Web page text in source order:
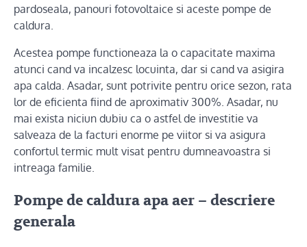
pardoseala, panouri fotovoltaice si aceste pompe de
caldura.
Acestea pompe functioneaza la o capacitate maxima
atunci cand va incalzesc locuinta, dar si cand va asigira
apa calda. Asadar, sunt potrivite pentru orice sezon, rata
lor de eficienta fiind de aproximativ 300%. Asadar, nu
mai exista niciun dubiu ca o astfel de investitie va
salveaza de la facturi enorme pe viitor si va asigura
confortul termic mult visat pentru dumneavoastra si
intreaga familie.
Pompe de caldura apa aer – descriere
generala